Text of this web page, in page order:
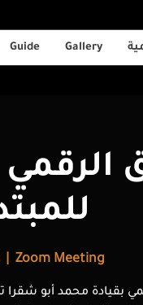
Guide Gallery
Zoom Meeting
بقيادة محمد أبو شقرا